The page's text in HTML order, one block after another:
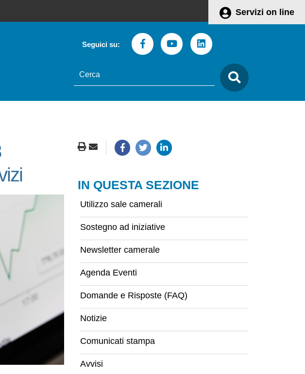
Servizi on line
Seguici su: FacebookYoutubeLinkedin
testo
da
cercare
IN QUESTA SEZIONE
Utilizzo sale camerali
Sostegno ad iniziative
Newsletter camerale
Agenda Eventi
Domande e Risposte (FAQ)
Notizie
Comunicati stampa
Avvisi